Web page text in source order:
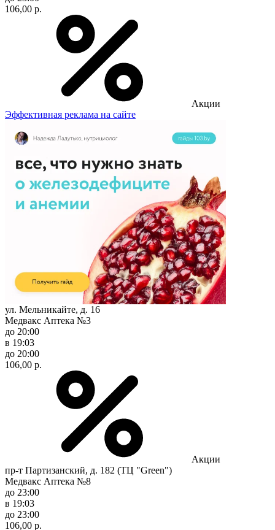
106,00 р.
Акции
Эффективная реклама на сайте
ул. Мельникайте, д. 16
Медвакс Аптека №3
до 20:00
в 19:03
до 20:00
106,00 р.
Акции
пр-т Партизанский, д. 182 (ТЦ "Green")
Медвакс Аптека №8
до 23:00
в 19:03
до 23:00
106,00 р.